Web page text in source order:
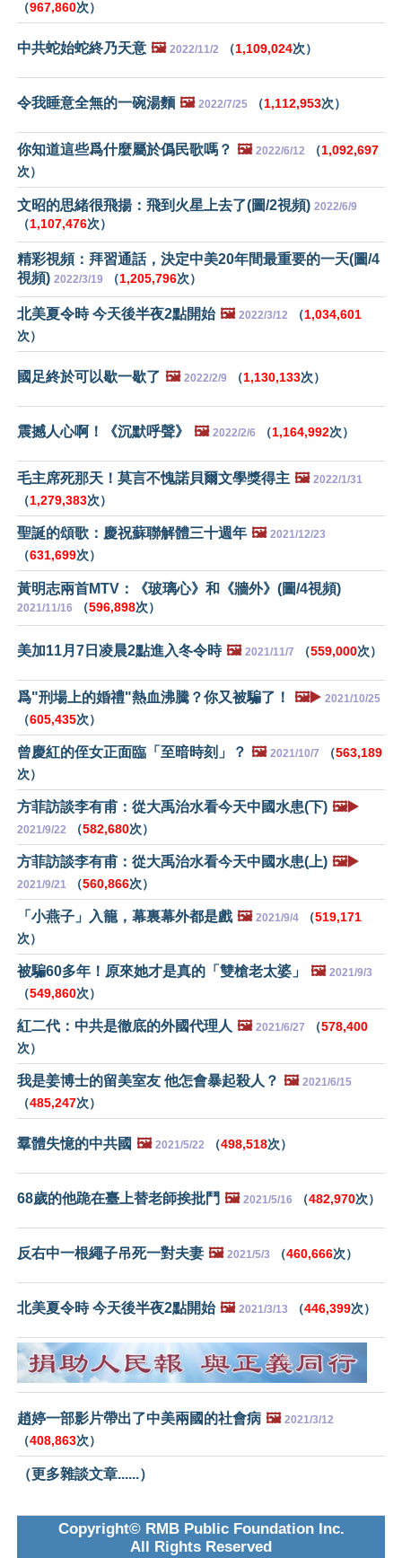
（967,860次）
中共蛇始蛇終乃天意 🖼️ 2022/11/2 （1,109,024次）
令我睡意全無的一碗湯麵 🖼️ 2022/7/25 （1,112,953次）
你知道這些爲什麼屬於僞民歌嗎？ 🖼️ 2022/6/12 （1,092,697
次）
文昭的思緒很飛揚：飛到火星上去了(圖/2視頻) 2022/6/9
（1,107,476次）
精彩視頻：拜習通話，決定中美20年間最重要的一天(圖/4
視頻) 2022/3/19 （1,205,796次）
北美夏令時 今天後半夜2點開始 🖼️ 2022/3/12 （1,034,601
次）
國足終於可以歇一歇了 🖼️ 2022/2/9 （1,130,133次）
震撼人心啊！《沉默呼聲》 🖼️ 2022/2/6 （1,164,992次）
毛主席死那天！莫言不愧諾貝爾文學獎得主 🖼️ 2022/1/31
（1,279,383次）
聖誕的頌歌：慶祝蘇聯解體三十週年 🖼️ 2021/12/23
（631,699次）
黃明志兩首MTV：《玻璃心》和《牆外》(圖/4視頻)
2021/11/16 （596,898次）
美加11月7日凌晨2點進入冬令時 🖼️ 2021/11/7 （559,000次）
爲"刑場上的婚禮"熱血沸騰？你又被騙了！ 🖼️▶️ 2021/10/25
（605,435次）
曾慶紅的侄女正面臨「至暗時刻」？ 🖼️ 2021/10/7 （563,189
次）
方菲訪談李有甫：從大禹治水看今天中國水患(下) 🖼️▶️
2021/9/22 （582,680次）
方菲訪談李有甫：從大禹治水看今天中國水患(上) 🖼️▶️
2021/9/21 （560,866次）
「小燕子」入籠，幕裏幕外都是戲 🖼️ 2021/9/4 （519,171
次）
被騙60多年！原來她才是真的「雙槍老太婆」 🖼️ 2021/9/3
（549,860次）
紅二代：中共是徹底的外國代理人 🖼️ 2021/6/27 （578,400
次）
我是姜博士的留美室友 他怎會暴起殺人？ 🖼️ 2021/6/15
（485,247次）
羣體失憶的中共國 🖼️ 2021/5/22 （498,518次）
68歲的他跪在臺上替老師挨批鬥 🖼️ 2021/5/16 （482,970次）
反右中一根繩子吊死一對夫妻 🖼️ 2021/5/3 （460,666次）
北美夏令時 今天後半夜2點開始 🖼️ 2021/3/13 （446,399次）
趙婷一部影片帶出了中美兩國的社會病 🖼️ 2021/3/12
（408,863次）
（更多雜談文章......）
Copyright© RMB Public Foundation Inc.
All Rights Reserved